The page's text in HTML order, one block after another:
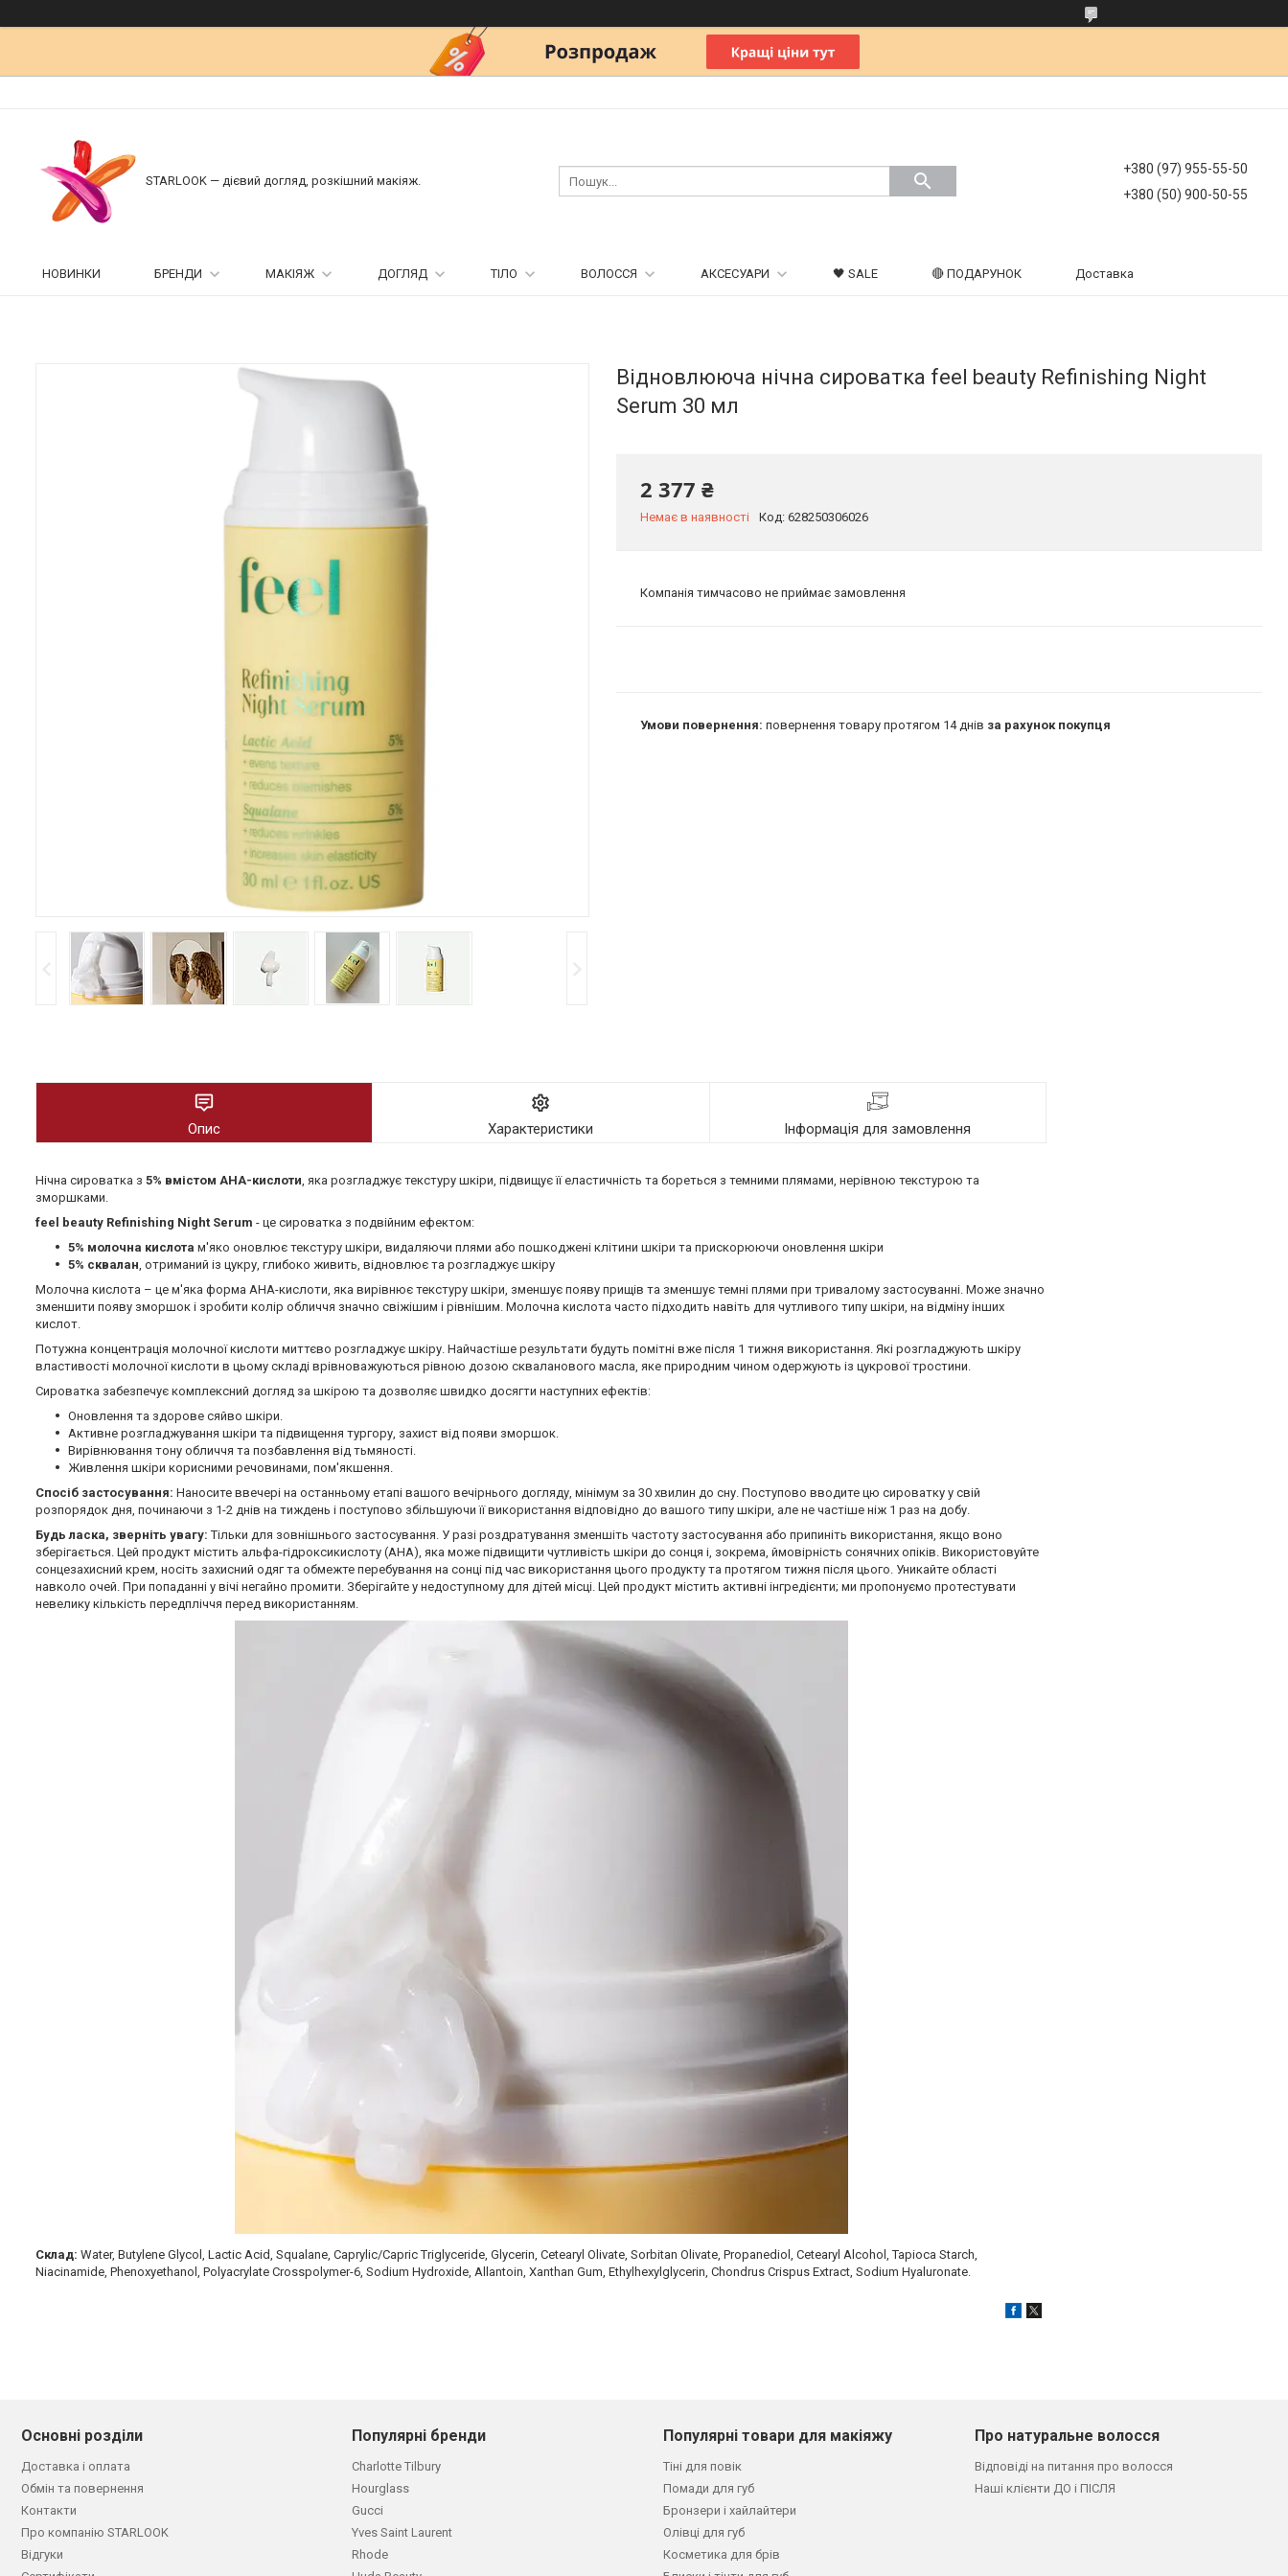
STARLOOK — дієвий догляд, розкішний макіяж.
+380 (97) 955-55-50
+380 (50) 900-50-55
НОВИНКИ БРЕНДИ МАКІЯЖ ДОГЛЯД ТІЛО ВОЛОССЯ АКСЕСУАРИ 🖤 SALE 🔴 ПОДАРУНОК Доставка
Відновлююча нічна сироватка feel beauty Refinishing Night
Serum 30 мл
2 377 ₴
Немає в наявності Код: 628250306026
Компанія тимчасово не приймає замовлення
повернення товару протягом 14 днів за рахунок покупця
Опис Характеристики Інформація для замовлення
Нічна сироватка з 5% вмістом AHA-кислоти, яка розгладжує текстуру шкіри, підвищує її еластичність та бореться з темними плямами, нерівною текстурою та
зморшками.
feel beauty Refinishing Night Serum - це сироватка з подвійним ефектом:
5% молочна кислота м'яко оновлює текстуру шкіри, видаляючи плями або пошкоджені клітини шкіри та прискорюючи оновлення шкіри
5% сквалан, отриманий із цукру, глибоко живить, відновлює та розгладжує шкіру
Молочна кислота – це м'яка форма AHA-кислоти, яка вирівнює текстуру шкіри, зменшує появу прищів та зменшує темні плями при тривалому застосуванні. Може значно
зменшити появу зморшок і зробити колір обличчя значно свіжішим і рівнішим. Молочна кислота часто підходить навіть для чутливого типу шкіри, на відміну інших
кислот.
Потужна концентрація молочної кислоти миттєво розгладжує шкіру. Найчастіше результати будуть помітні вже після 1 тижня використання. Які розгладжують шкіру
властивості молочної кислоти в цьому складі врівноважуються рівною дозою скваланового масла, яке природним чином одержують із цукрової тростини.
Сироватка забезпечує комплексний догляд за шкірою та дозволяє швидко досягти наступних ефектів:
Оновлення та здорове сяйво шкіри.
Активне розгладжування шкіри та підвищення тургору, захист від появи зморшок.
Вирівнювання тону обличчя та позбавлення від тьмяності.
Живлення шкіри корисними речовинами, пом'якшення.
Спосіб застосування: Наносите ввечері на останньому етапі вашого вечірнього догляду, мінімум за 30 хвилин до сну. Поступово вводите цю сироватку у свій
розпорядок дня, починаючи з 1-2 днів на тиждень і поступово збільшуючи її використання відповідно до вашого типу шкіри, але не частіше ніж 1 раз на добу.
Будь ласка, зверніть увагу:Тільки для зовнішнього застосування. У разі роздратування зменшіть частоту застосування або припиніть використання, якщо воно
зберігається. Цей продукт містить альфа-гідроксикислоту (AHA), яка може підвищити чутливість шкіри до сонця і, зокрема, ймовірність сонячних опіків. Використовуйте
сонцезахисний крем, носіть захисний одяг та обмежте перебування на сонці під час використання цього продукту та протягом тижня після цього. Уникайте області
навколо очей. При попаданні у вічі негайно промити. Зберігайте у недоступному для дітей місці. Цей продукт містить активні інгредієнти; ми пропонуємо протестувати
невелику кількість передпліччя перед використанням.
Склад: Water, Butylene Glycol, Lactic Acid, Squalane, Caprylic/Capric Triglyceride, Glycerin, Cetearyl Olivate, Sorbitan Olivate, Propanediol, Cetearyl Alcohol, Tapioca Starch,
Niacinamide, Phenoxyethanol, Polyacrylate Crosspolymer-6, Sodium Hydroxide, Allantoin, Xanthan Gum, Ethylhexylglycerin, Chondrus Crispus Extract, Sodium Hyaluronate.
Основні розділи
Доставка і оплата
Обмін та повернення
Контакти
Про компанію STARLOOK
Відгуки
Популярні бренди
Charlotte Tilbury
Hourglass
Gucci
Yves Saint Laurent
Rhode
Популярні товари для макіяжу
Тіні для повік
Помади для губ
Бронзери і хайлайтери
Олівці для губ
Косметика для брів
Про натуральне волосся
Відповіді на питання про волосся
Наші клієнти ДО і ПІСЛЯ